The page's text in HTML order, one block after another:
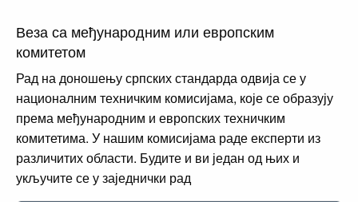
Веза са међународним или европским
комитетом
Рад на доношењу српских стандарда одвија се у
националним техничким комисијама, које се образују
према међународним и европских техничким
комитетима. У нашим комисијама раде експерти из
различитих области. Будите и ви један од њих и
укључите се у заједнички рад